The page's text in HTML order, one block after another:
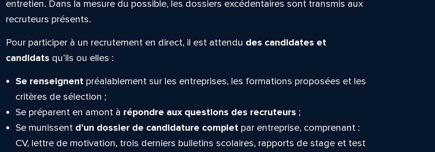
entretien. Dans la mesure du possible, les dossiers excédentaires sont transmis aux
recruteurs présents.
Pour participer à un recrutement en direct, il est attendu des candidates et
candidats qu’ils ou elles :
Se renseignentpréalablement sur les entreprises, les formations proposées et les
critères de sélection ;
Se préparent en amont à répondre aux questions des recruteurs ;
Se munissent d’un dossier de candidature completpar entreprise, comprenant :
CV, lettre de motivation, trois derniers bulletins scolaires, rapports de stage et test